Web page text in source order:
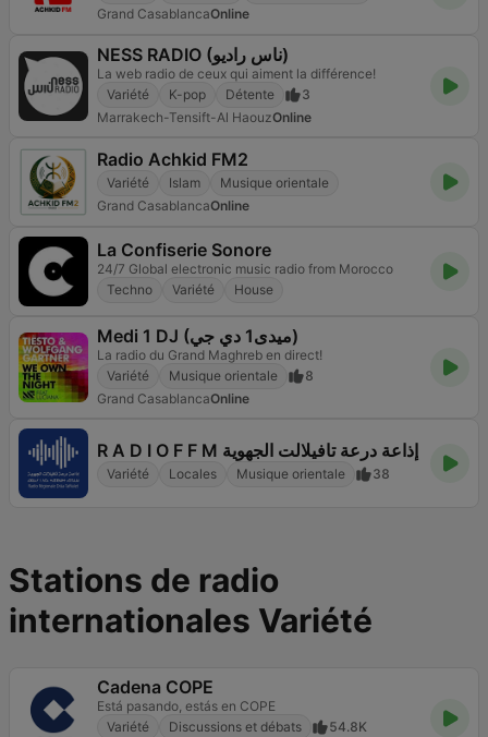
Grand CasablancaOnline
NESS RADIO (ناس راديو)
La web radio de ceux qui aiment la différence!
Variété
K-pop Détente
3
Marrakech-Tensift-Al HaouzOnline
Radio Achkid FM2
Variété Islam
Musique orientale
Grand CasablancaOnline
La Confiserie Sonore
24/7 Global electronic music radio from Morocco
Techno
Variété House
Medi 1 DJ (ميدى1 دي جي)
La radio du Grand Maghreb en direct!
Variété
Musique orientale
8
Grand CasablancaOnline
R A D I O F F M إذاعة درعة تافيلالت الجهوية
Variété Locales Musique orientale 38
Stations de radio
internationales Variété
Cadena COPE
Está pasando, estás en COPE
Variété
Discussions et débats
54.8K